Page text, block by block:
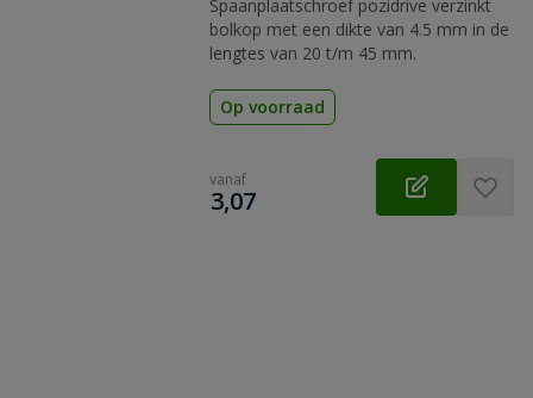
Spaanplaatschroef pozidrive verzinkt
bolkop met een dikte van 4.5 mm in de
lengtes van 20 t/m 45 mm.
Op voorraad
vanaf
€
3,07